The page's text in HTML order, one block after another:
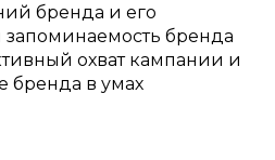
бренда и его
бренда
охват кампании и
бренда в умах